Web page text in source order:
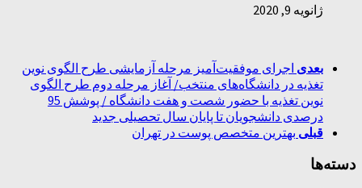
ژانویه 9, 2020
بعدی اجرای موفقیت‌آمیز مرحله آزمایشی طرح الگوی نوین
تغذیه در دانشگاه‌های منتخب/ آغاز مرحله دوم طرح الگوی
نوین تغذیه با حضور شصت و هفت دانشگاه / پوشش 95
درصدی دانشجویان تا پایان سال تحصیلی جدید
قبلی بهترین متخصص پوست در تهران
دسته‌ها